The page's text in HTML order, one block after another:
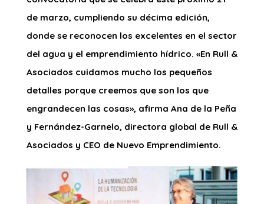
de marzo, cumpliendo su décima edición,
donde se reconocen los excelentes en el sector
del agua y el emprendimiento hídrico. «En Rull &
Asociados cuidamos mucho los pequeños
detalles porque creemos que son los que
engrandecen las cosas», afirma Ana de la Peña
y Fernández-Garnelo, directora global de Rull &
Asociados y CEO de Nuevo Emprendimiento.